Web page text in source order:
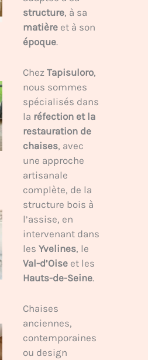
structure, à sa
matière et à son
époque.
Chez Tapisuloro,
nous sommes
spécialisés dans
la réfection et la
restauration de
chaises, avec
une approche
artisanale
complète, de la
structure bois à
l’assise, en
intervenant dans
les Yvelines, le
Val-d’Oise et les
Hauts-de-Seine.
Chaises
anciennes,
contemporaines
ou design